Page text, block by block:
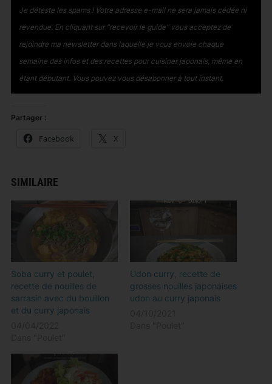
Je déteste les spams ! Votre adresse e-mail ne sera jamais cédée ni
revendue. En cliquant sur "recevoir le guide" vous acceptez de
rejoindre ma newsletter dans laquelle je vous envoie chaque
semaine des infos et des recettes pour cuisiner japonais, même en
étant débutant. Vous pouvez vous désabonner à tout instant.
Partager :
Facebook X
SIMILAIRE
Soba curry et poulet,
recette de nouilles de
sarrasin avec du bouillon
et du curry japonais
Udon curry, recette de
grosses nouilles japonaises
udon au curry japonais